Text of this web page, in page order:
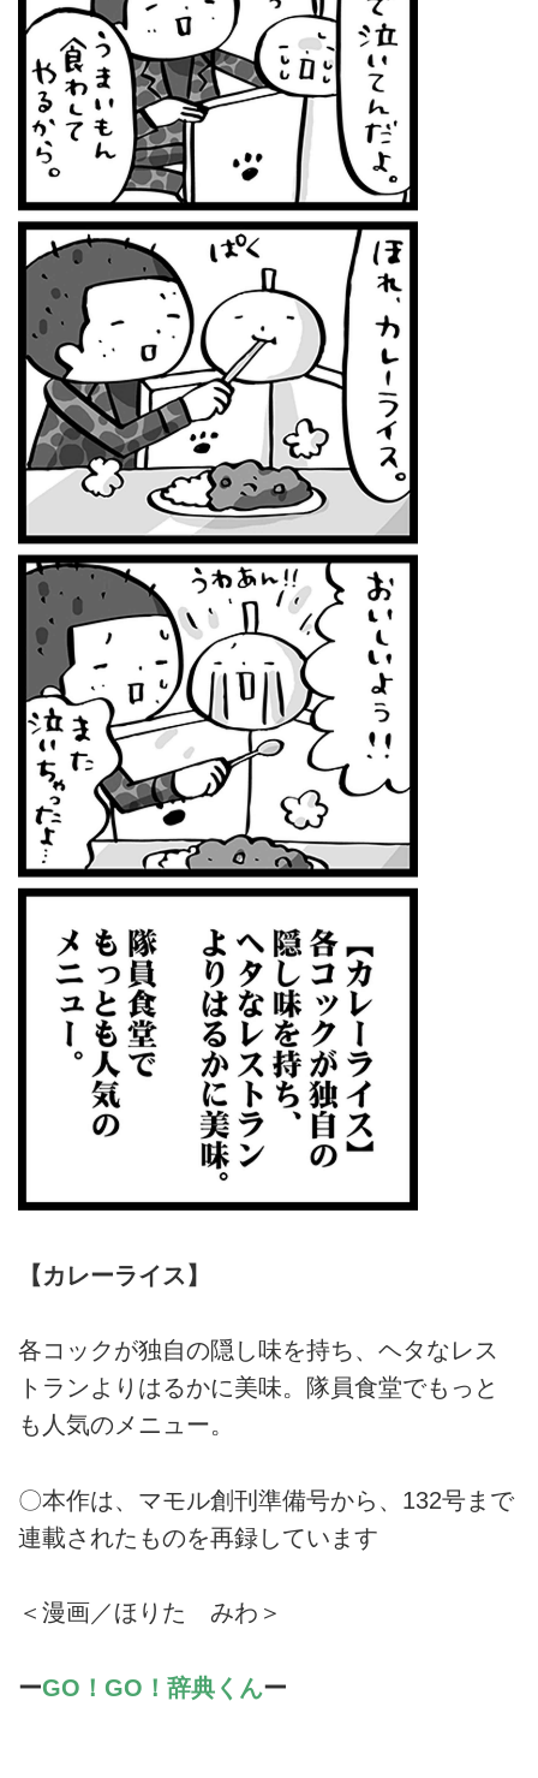
【カレーライス】
各コックが独自の隠し味を持ち、ヘタなレス
トランよりはるかに美味。隊員食堂でもっと
も人気のメニュー。
〇本作は、マモル創刊準備号から、132号まで
連載されたものを再録しています
＜漫画／ほりた みわ＞
ーGO！GO！辞典くんー